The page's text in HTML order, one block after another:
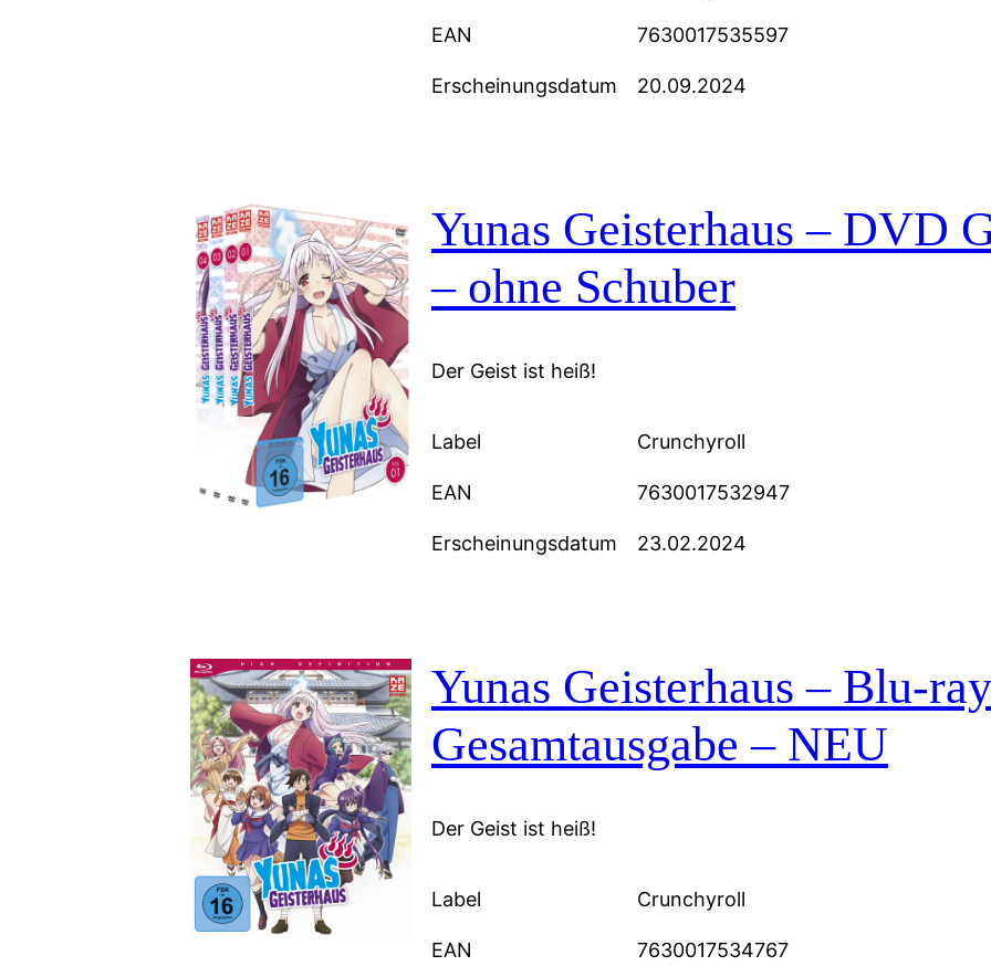
EAN 7630017535597
Erscheinungsdatum 20.09.2024
Yunas Geisterhaus – DVD
– ohne Schuber
Der Geist ist heiß!
Label Crunchyroll
EAN 7630017532947
Erscheinungsdatum 23.02.2024
Yunas Geisterhaus – Blu-ray
Gesamtausgabe – NEU
Der Geist ist heiß!
Label Crunchyroll
EAN 7630017534767